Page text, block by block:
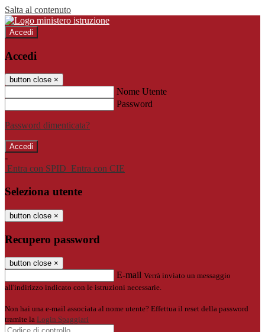
Salta al contenuto
Accedi
Accedi
button close ×
Nome Utente
Password
Password dimenticata?
-
Entra con SPID Entra con CIE
Seleziona utente
button close ×
Recupero password
button close ×
E-mail Verrà inviato un messaggio
all'indirizzo indicato con le istruzioni necessarie.
Non hai una e-mail associata al nome utente? Effettua il reset della password
tramite la Login Spaggiari